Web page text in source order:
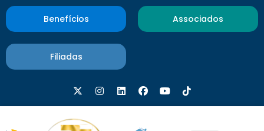
Benefícios Associados
Filiadas